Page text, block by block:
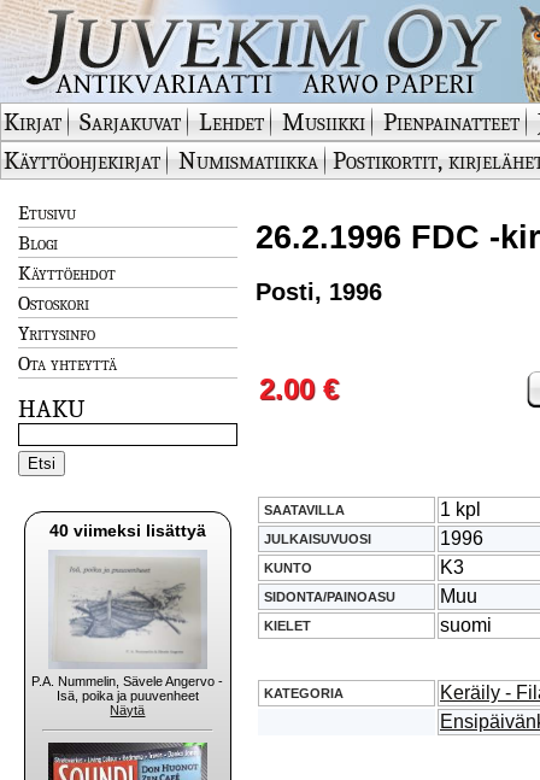
Kirjat Sarjakuvat Lehdet Musiikki Pienpainatteet
Käyttöohjekirjat
Numismatiikka Postikortit,
Etusivu
Blogi
Käyttöehdot
Ostoskori
Yritysinfo
Ota yhteyttä
HAKU
40 viimeksi lisättyä
P.A. Nummelin, Sävele Angervo -
Isä, poika ja puuvenheet
Näytä
26.2.1996 FDC -
Posti, 1996
2.00 €
SAATAVILLA 1 kpl
JULKAISUVUOSI 1996
KUNTO K3
SIDONTA/PAINOASU Muu
KIELET suomi
KATEGORIA
Keräily -